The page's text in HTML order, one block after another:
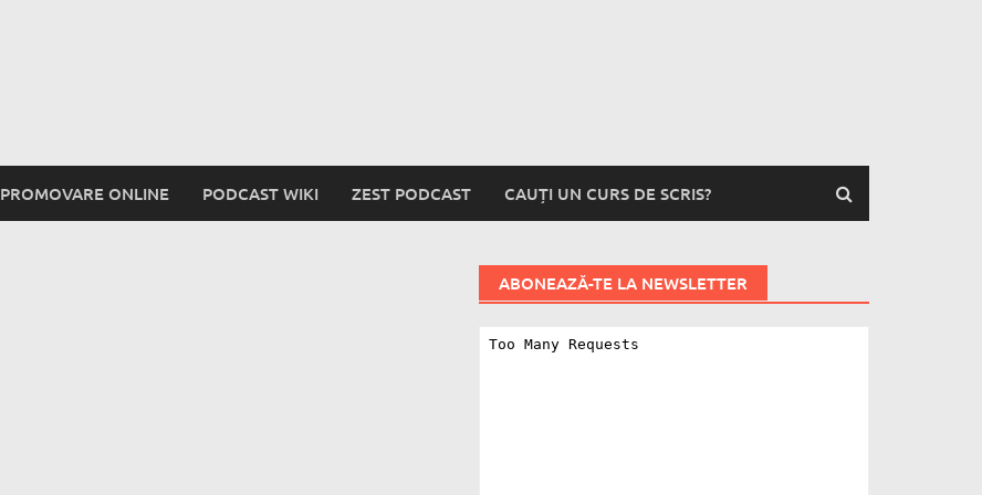
PROMOVARE ONLINE PODCAST WIKI ZEST PODCAST CAUȚI UN CURS DE SCRIS?
ABONEAZĂ-TE LA NEWSLETTER